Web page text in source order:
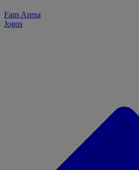
Fans Arena
Jogos